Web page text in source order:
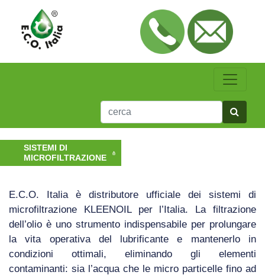
SISTEMI DI
MICROFILTRAZIONE
E.C.O. Italia è distributore ufficiale dei sistemi di
microfiltrazione KLEENOIL per l’Italia. La filtrazione
dell’olio è uno strumento indispensabile per prolungare
la vita operativa del lubrificante e mantenerlo in
condizioni ottimali, eliminando gli elementi
contaminanti: sia l’acqua che le micro particelle fino ad